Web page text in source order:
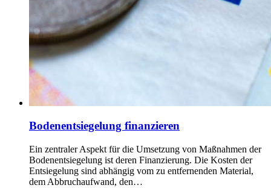
Bodenentsiegelung finanzieren
Ein zentraler Aspekt für die Umsetzung von Maßnahmen der
Bodenentsiegelung ist deren Finanzierung. Die Kosten der
Entsiegelung sind abhängig vom zu entfernenden Material,
dem Abbruchaufwand, den…